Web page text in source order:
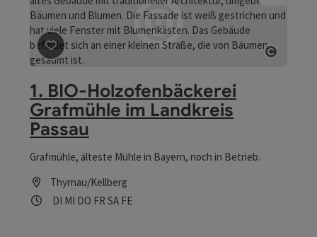
Beitrag merken: 1. BIO-Holzofenbäckerei Grafmühle
1. BIO-Holzofenbäckerei
Grafmühle im Landkreis
Passau
Grafmühle, älteste Mühle in Bayern, noch in Betrieb.
Thyrnau/Kellberg
Öffnungszeiten
DI Dienstag geöffnet
MI Mittwoch geöffnet
DO Donnerstag geöffnet
FR Freitag geöffnet
SA Samstag geöffnet
FEFeiertag geöffnet